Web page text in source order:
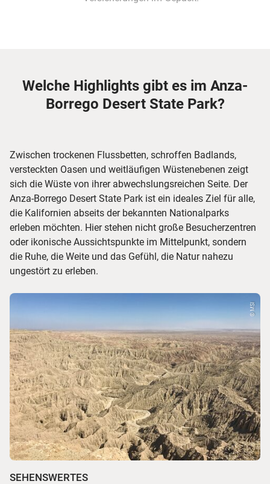
Welche Highlights gibt es im Anza-
Borrego Desert State Park?
Zwischen trockenen Flussbetten, schroffen Badlands,
versteckten Oasen und weitläufigen Wüstenebenen zeigt
sich die Wüste von ihrer abwechslungsreichen Seite. Der
Anza-Borrego Desert State Park ist ein ideales Ziel für alle,
die Kalifornien abseits der bekannten Nationalparks
erleben möchten. Hier stehen nicht große Besucherzentren
oder ikonische Aussichtspunkte im Mittelpunkt, sondern
die Ruhe, die Weite und das Gefühl, die Natur nahezu
ungestört zu erleben.
© MSI
SEHENSWERTES